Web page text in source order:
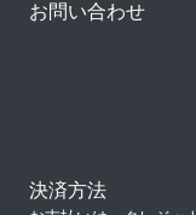
お問い合わせ
決済方法